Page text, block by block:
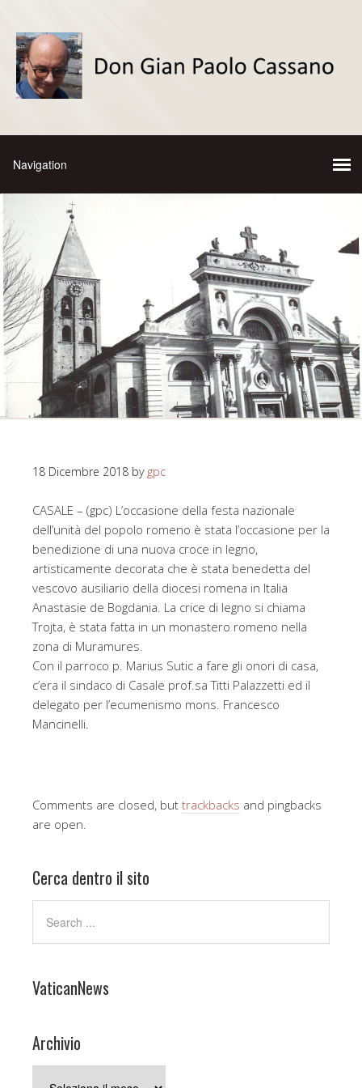
18 Dicembre 2018 by gpc
CASALE – (gpc) L’occasione della festa nazionale
dell’unità del popolo romeno è stata l’occasione per la
benedizione di una nuova croce in legno,
artisticamente decorata che è stata benedetta del
vescovo ausiliario della diocesi romena in Italia
Anastasie de Bogdania. La crice di legno si chiama
Trojta, è stata fatta in un monastero romeno nella
zona di Muramures.
Con il parroco p. Marius Sutic a fare gli onori di casa,
c’era il sindaco di Casale prof.sa Titti Palazzetti ed il
delegato per l’ecumenismo mons. Francesco
Mancinelli.
Comments are closed, but trackbacks and pingbacks
are open.
Cerca dentro il sito
VaticanNews
Archivio